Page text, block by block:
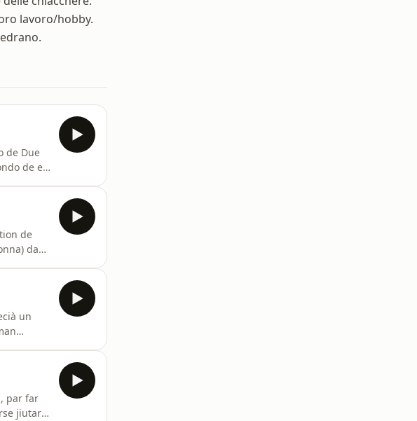
lavoro/hobby.
de Due
de el
de
da
un
par far
jiutare